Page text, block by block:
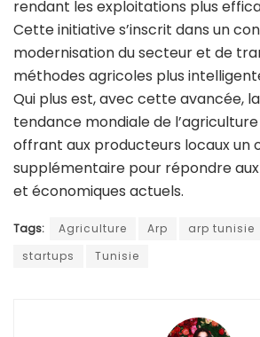
rendant les exploitations plus
Cette initiative s’inscrit dans un
modernisation du secteur et de
méthodes agricoles plus
Qui plus est, avec cette avancée,
tendance mondiale de
offrant aux producteurs locaux un
supplémentaire pour répondre
et économiques actuels.
Tags: Agriculture Arp arp tunisie
startups
Tunisie